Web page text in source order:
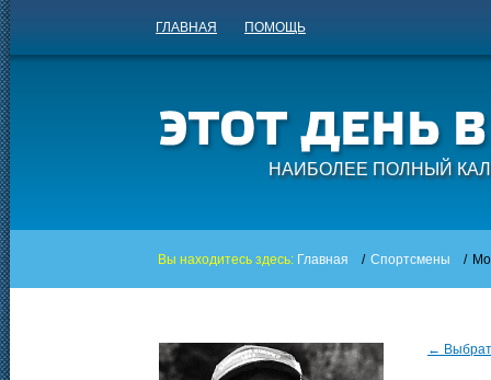
ГЛАВНАЯ ПОМОЩЬ
НАИБОЛЕЕ ПОЛНЫЙ
Вы находитесь здесь: Главная / Спортсмены /
←